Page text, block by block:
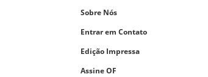
Sobre Nós
Entrar em Contato
Edição Impressa
Assine OF